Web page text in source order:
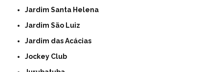
Jardim Santa Helena
Jardim São Luiz
Jardim das Acácias
Jockey Club